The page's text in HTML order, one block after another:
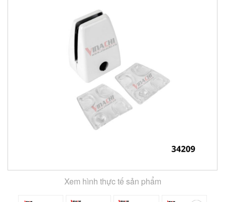
Xem hình thực tế sản phẩm